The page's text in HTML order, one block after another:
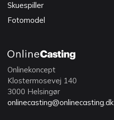
Skuespiller
Fotomodel
Onlinekoncept
Klostermosevej 140
3000 Helsingør
onlinecasting@onlinecasting.dk